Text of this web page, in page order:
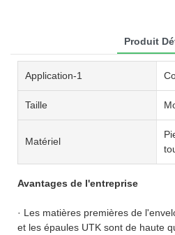
Produit
Application-1
Taille
Matériel
Avantages de l'entreprise
· Les matières premières de
et les épaules UTK sont de haute